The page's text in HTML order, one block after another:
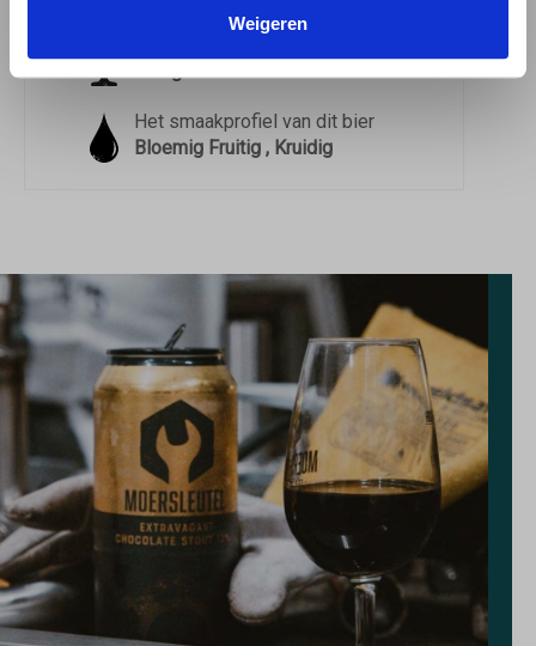
Weigeren
Kelkglas
Het smaakprofiel van dit bier
Bloemig Fruitig , Kruidig